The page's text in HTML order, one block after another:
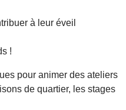
à leur éveil
!
pour animer des ateliers
de quartier, les stages